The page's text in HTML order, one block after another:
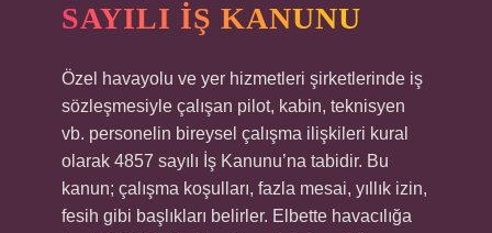
SAYILI İŞ KANUNU
Özel havayolu ve yer hizmetleri şirketlerinde iş
sözleşmesiyle çalışan pilot, kabin, teknisyen
vb. personelin bireysel çalışma ilişkileri kural
olarak 4857 sayılı İş Kanunu’na tabidir. Bu
kanun; çalışma koşulları, fazla mesai, yıllık izin,
fesih gibi başlıkları belirler. Elbette havacılığa